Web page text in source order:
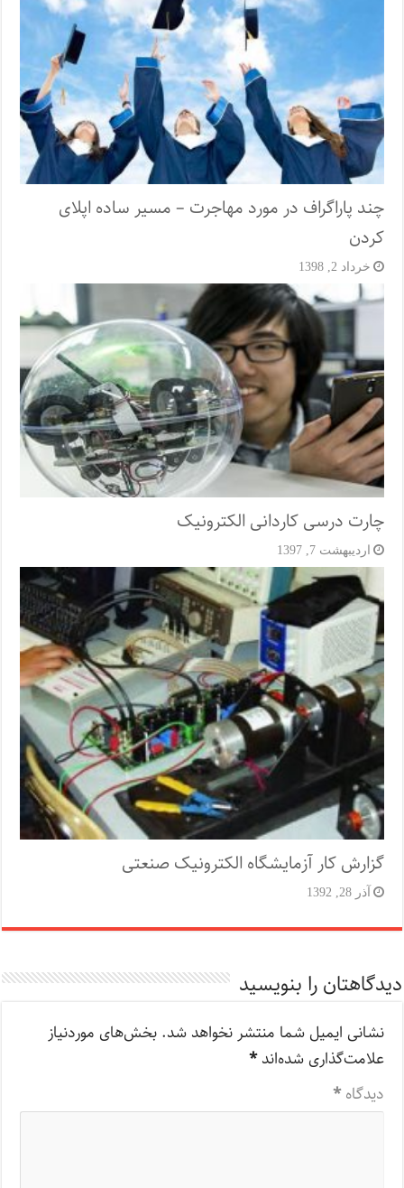
چند پاراگراف در مورد مهاجرت – مسیر ساده اپلای
کردن
خرداد 2, 1398
چارت درسی کاردانی الکترونیک
اردیبهشت 7, 1397
گزارش کار آزمایشگاه الکترونیک صنعتی
آذر 28, 1392
دیدگاهتان را بنویسید
نشانی ایمیل شما منتشر نخواهد شد. بخش‌های موردنیاز
علامت‌گذاری شده‌اند*
دیدگاه*